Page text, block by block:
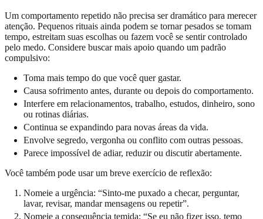
Um comportamento repetido não precisa ser dramático para merecer
atenção. Pequenos rituais ainda podem se tornar pesados se tomam
tempo, estreitam suas escolhas ou fazem você se sentir controlado
pelo medo. Considere buscar mais apoio quando um padrão
compulsivo:
Toma mais tempo do que você quer gastar.
Causa sofrimento antes, durante ou depois do comportamento.
Interfere em relacionamentos, trabalho, estudos, dinheiro, sono
ou rotinas diárias.
Continua se expandindo para novas áreas da vida.
Envolve segredo, vergonha ou conflito com outras pessoas.
Parece impossível de adiar, reduzir ou discutir abertamente.
Você também pode usar um breve exercício de reflexão:
Nomeie a urgência: “Sinto-me puxado a checar, perguntar,
lavar, revisar, mandar mensagens ou repetir”.
Nomeie a consequência temida: “Se eu não fizer isso, temo